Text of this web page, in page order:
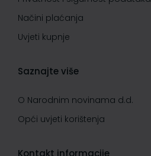
Načini plaćanja
Uvjeti kupnje
Saznajte više
O Narodnim novinama d.d.
Opći uvjeti korištenja
Kontakt informacije